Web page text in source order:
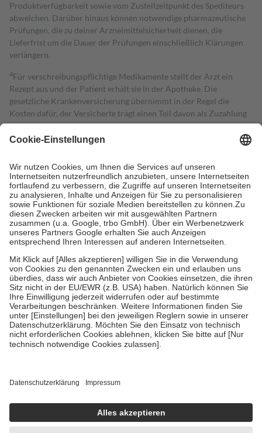
Produktverfügbarkeit sowie vom Zustellzeitpunkt des Spediteurs
abweichen. Darüber hinaus können notwendige pharmazeutische
Prüfungen, die zu deiner Arzneimittelsicherheit dienen, die
Lieferfrist um die Dauer der Prüfungen einschließlich Klärungen
verlängern.
4Für verschreibungspflichtige Medikamente stellt der Arzt ein
Rezept aus und der Patient erhält sie in der Apotheke. Die
gesetzliche Krankenversicherung übernimmt in der Regel die
Kosten dafür, der Versicherte trägt einen Teil davon als Zuzahlung
mit.
Grundsätzlich leisten Mitglieder Zuzahlungen in Höhe von zehn
höchstens zehn Euro.
Es sind jedoch nie mehr als die tatsächlichen
Kosten der Leistung zu entrichten.
Diese Regeln gelten grundsätzlich auch für Online-Apotheken.
Bei Heilmitteln und häuslicher Krankenpflege beträgt die
Zuzahlung zehn Prozent der Kosten sowie zehn Euro je
Verordnung.
Um das Engagement der Versicherten für ihre eigene Gesundheit zu
stärken und die besondere Stellung der Familie zu unterstützen,
fallenkeine Zuzahlungenan bei:
• Kindern und Jugendlichen bis zum vollendeten 18. Lebensjahr
mit Ausnahme der Fahrkosten
• Untersuchungen zur Vorsorge und Früherkennung, die von der
GKV getragen werden
• empfohlenen Schutzimpfungen
• Harn- und Blutteststreifen
getroffen, um sicherzustellen, dass es sich um echte Bewertungen
https://help.etrusted.com/hc/de/articles/4419944605341
Einige Bilder und Inhalte wurden unter Zuhilfenahme künstlicher